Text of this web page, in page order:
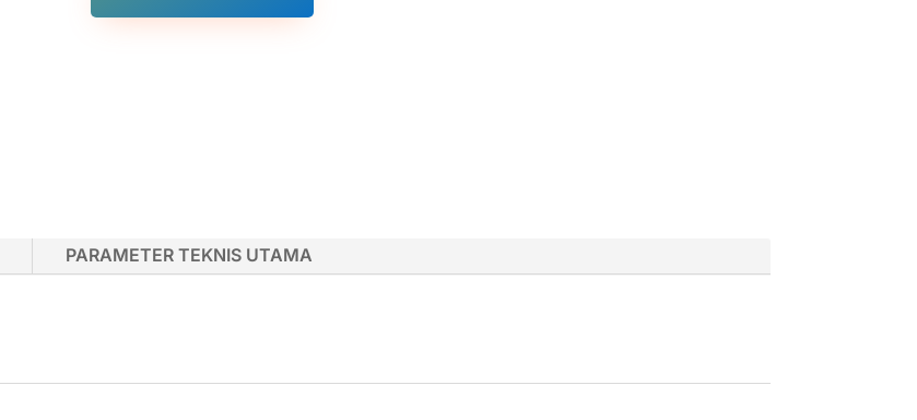
PARAMETER TEKNIS UTAMA